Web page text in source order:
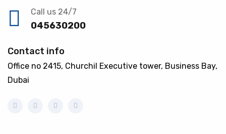
Call us 24/7
045630200
Contact info
Office no 2415, Churchil Executive tower, Business Bay,
Dubai